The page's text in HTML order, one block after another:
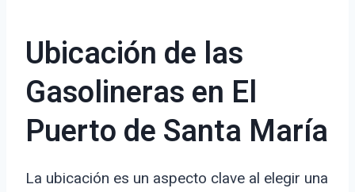
Ubicación de las
Gasolineras en El
Puerto de Santa María
La ubicación es un aspecto clave al elegir una